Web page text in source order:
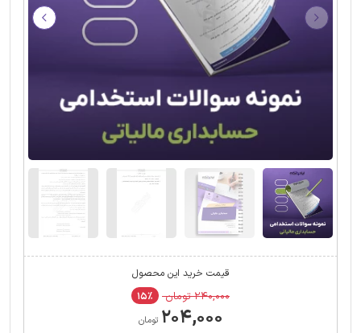
قیمت خرید این محصول
۲۴۰,۰۰۰ تومان ۱۵٪
۲۰۴,۰۰۰ تومان